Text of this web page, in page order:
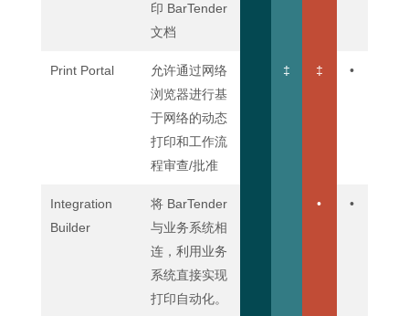
印 BarTender
文档
Print Portal
允许通过网络
浏览器进行基
于网络的动态
打印和工作流
程审查/批准
‡ ‡ •
Integration
Builder
将 BarTender
与业务系统相
连，利用业务
系统直接实现
打印自动化。
• •